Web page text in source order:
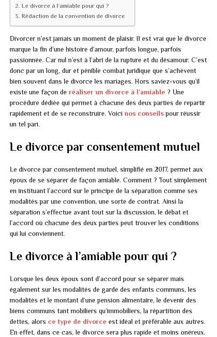
Le divorce à l’amiable pour qui ?
Rédaction de la convention de divorce
Divorcer n’est jamais un moment de plaisir. Il est vrai que le divorce
marque la fin d’une histoire d’amour, parfois longue, parfois
passionnée. Car nul n’est à l’abri de la rupture et du désamour. C’est
donc par un long, dur et pénible combat juridique que s’achèvent
bien souvent dans le divorce les mariages. Hors saviez-vous qu’il
existe une façon de réaliser un divorce à l’amiable ? Une
procédure dédiée qui permet à chacune des deux parties de repartir
rapidement et de se reconstruire. Voici nos conseilspour réussir
un tel pari.
Le divorce par consentement mutuel
Le divorce par consentement mutuel, simplifié en 2017, permet aux
époux de se séparer de façon amiable. Comment ? Tout simplement
en instituant l’accord sur le principe de la séparation comme ses
modalités par une convention, une sorte de contrat. Ainsi la
séparation s’effectue avant tout sur la discussion, le débat et
l’accord où chacune des deux parties peut trouver les conditions
qui lui conviennent.
Le divorce à l’amiable pour qui ?
Lorsque les deux époux sont d’accord pour se séparer mais
également sur les modalités de garde des enfants communs, les
modalités et le montant d’une pension alimentaire, le devenir des
biens communs tant mobiliers qu’immobiliers, la répartition des
dettes, alors ce type de divorce est idéal et préférable aux autres.
En effet, dans ce cas, le divorce sera plus rapide et moins onéreux.